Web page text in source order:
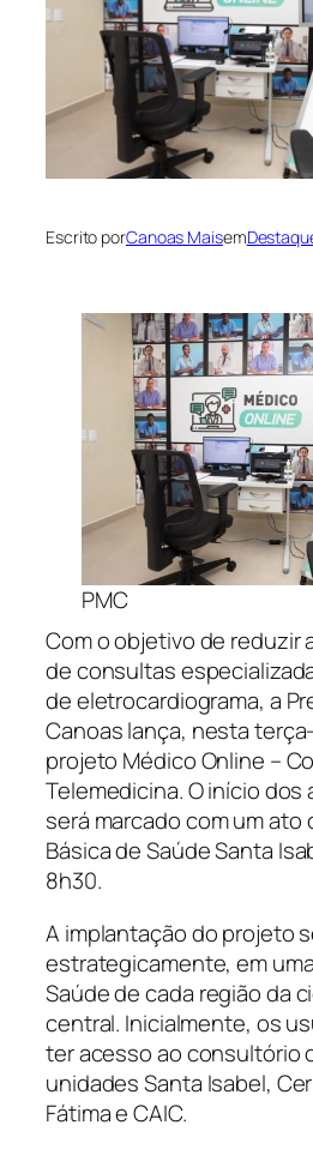
Escrito porCanoas Maisem
PMC
Com o objetivo de reduzir
de consultas
de eletrocardiograma, a
Canoas lança, nesta
projeto Médico Online –
Telemedicina. O início
será marcado com um ato
Básica de Saúde Santa
8h30.
A implantação do projeto
estrategicamente, em
Saúde de cada região da
central. Inicialmente, os
ter acesso ao consultório
unidades Santa Isabel,
Fátima e CAIC.